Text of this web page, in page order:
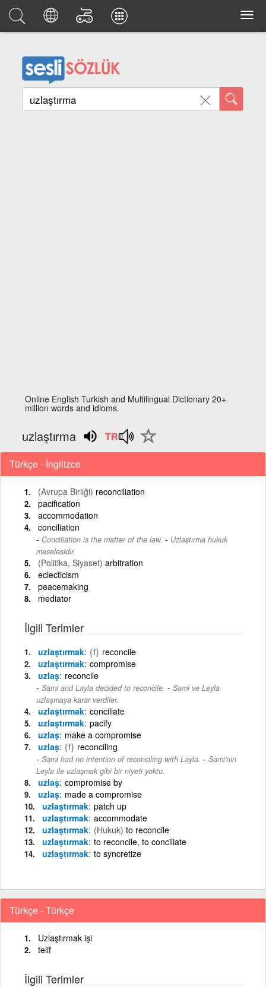
Online English Turkish and Multilingual Dictionary 20+
million words and idioms.
uzlaştırma
Türkçe - İngilizce
(Avrupa Birliği) reconciliation
pacification
accommodation
conciliation
Conciliation is the matter of the law. - Uzlaştırma hukuk
meselesidir.
(Politika, Siyaset) arbitration
eclecticism
peacemaking
mediator
İlgili Terimler
uzlaştırmak {f} reconcile
uzlaştırmak compromise
uzlaş reconcile
Sami and Layla decided to reconcile. - Sami ve Leyla
uzlaşmaya karar verdiler.
uzlaştırmak conciliate
uzlaştırmak pacify
uzlaş make a compromise
uzlaş {f} reconciling
Sami had no intention of reconciling with Layla. - Sami'nin
Leyla ile uzlaşmak gibi bir niyeti yoktu.
uzlaş compromise by
uzlaş made a compromise
uzlaştırmak patch up
uzlaştırmak accommodate
uzlaştırmak (Hukuk) to reconcile
uzlaştırmak to reconcile, to conciliate
uzlaştırmak to syncretize
Türkçe - Türkçe
Uzlaştırmak işi
telif
İlgili Terimler